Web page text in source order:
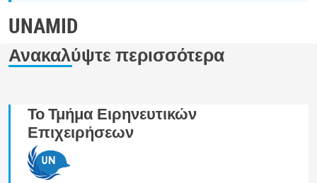
UNAMID
Ανακαλύψτε περισσότερα
Το Τμήμα Ειρηνευτικών
Επιχειρήσεων